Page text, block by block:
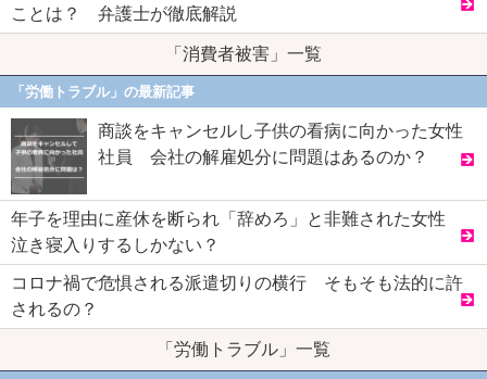
ことは？ 弁護士が徹底解説
「消費者被害」一覧
「労働トラブル」の最新記事
商談をキャンセルし子供の看病に向かった女性
社員 会社の解雇処分に問題はあるのか？
年子を理由に産休を断られ「辞めろ」と非難された女性
泣き寝入りするしかない？
コロナ禍で危惧される派遣切りの横行 そもそも法的に許
されるの？
「労働トラブル」一覧